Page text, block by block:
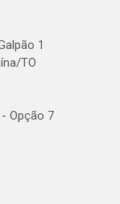
1
TO
Opção 7